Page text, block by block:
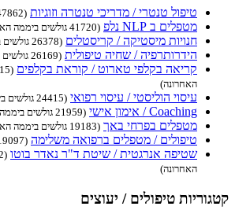
טיפול טנטרי / מדריכי טנטרה וזוגיות (47862 גולשים ביממה האחרונה)
מטפלים ב NLP נלפ (41720 גולשים ביממה האחרונה)
חנויות מיסטיקה / קריסטלים (26378 גולשים ביממה האחרונה)
הידרותרפיה / שחיה טיפולית (26169 גולשים ביממה האחרונה)
קריאה בקלפי טארוט / קוראת בקלפים
האחרונה)
עיסוי הוליסטי / עיסוי רפואי (24415 גולשים ביממה האחרונה)
Coaching / אימון אישי (21959 גולשים ביממה האחרונה)
מטפלים בפרחי באך (19183 גולשים ביממה האחרונה)
טיפולים / מטפלים ברפואה משלימה (19097 גולשים ביממה האחרונה)
שטיפה אנרגטית / שיטת ד"ר נאדר בוטו
האחרונה)
קטגוריות טיפולים / יעוצים